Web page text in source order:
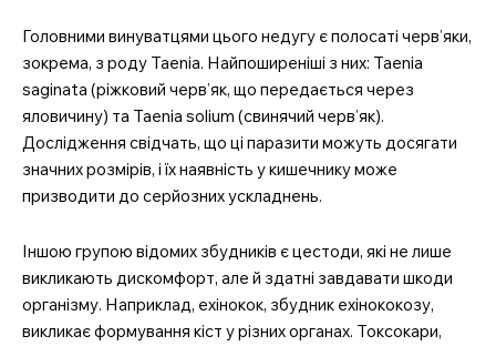
Головними винуватцями цього недугу є полосаті черв’яки,
зокрема, з роду Taenia. Найпоширеніші з них: Taenia
saginata (ріжковий черв’як, що передається через
яловичину) та Taenia solium (свинячий черв’як).
Дослідження свідчать, що ці паразити можуть досягати
значних розмірів, і їх наявність у кишечнику може
призводити до серйозних ускладнень.
Іншою групою відомих збудників є цестоди, які не лише
викликають дискомфорт, але й здатні завдавати шкоди
організму. Наприклад, ехінокок, збудник ехінококозу,
викликає формування кіст у різних органах. Токсокари,